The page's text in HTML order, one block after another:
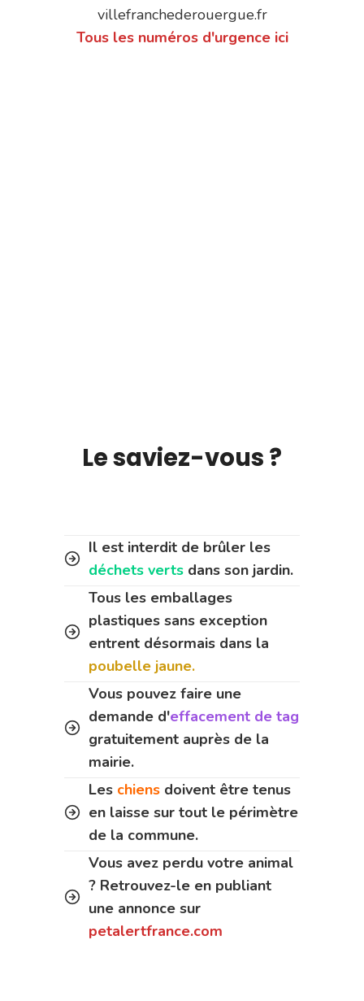
villefranchederouergue.fr
Tous les numéros d'urgence ici
Le saviez-vous ?
Il est interdit de brûler les
déchets verts dans son jardin.
Tous les emballages
plastiques sans exception
entrent désormais dans la
poubelle jaune.
Vous pouvez faire une
demande d'effacement de tag
gratuitement auprès de la
mairie.
Les chiens doivent être tenus
en laisse sur tout le périmètre
de la commune.
Vous avez perdu votre animal
? Retrouvez-le en publiant
une annonce sur
petalertfrance.com